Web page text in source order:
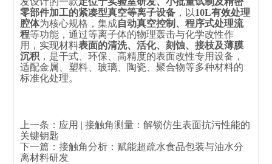
零部件加工的紧凑型真空等离子设备 ，以10L有效处理
腔体为核心规格，集成自动真空控制、程序式处理流
程等功能，通过等离子体的物理轰击与化学改性作
用，实现材料表面的清洗、活化、刻蚀、接枝及薄膜
沉积 ，是干式、环保、高精度的表面改性专用设备，
适配金属、塑料、玻璃、陶瓷、聚合物等多种材料的
标准化处理。
上一条： 应用 | 接触角测量：解锁仿生表面抗污性能的
关键钥匙
下一篇：接触角分析：赋能超疏水食品包装与油水分
离材料研发